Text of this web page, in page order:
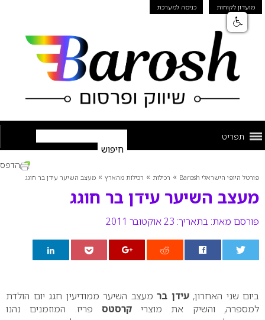
מועדון לקוחות כניסה למערכת
תפריט
פורטל היופי הישראלי Barosh » רכילות» רכילות מהארץ» מעצב השיער עידן בר חוגג
מעצב השיער עידן בר חוגג
פורסם מאת:בתאריך: 23 אוקטובר 2011
הדפס
ביום שני האחרון,עידן ברמעצב השיער ממודיעין חגג יום הולדת
למספרה, והשיק את מוצרי
קרסטספריז. המוזמנים נהנו